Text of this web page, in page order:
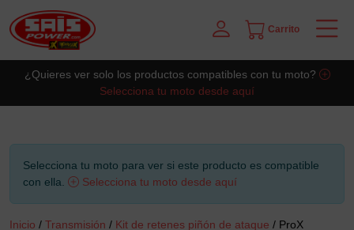
Carrito
¿Quieres ver solo los productos compatibles con tu moto?
Selecciona tu moto desde aquí
Selecciona tu moto para ver si este producto es compatible
con ella.
Selecciona tu moto desde aquí
Inicio / Transmisión / Kit de retenes piñón de ataque / ProX